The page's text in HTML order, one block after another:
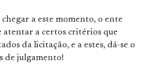
a este momento, o ente
atentar a certos critérios que
da licitação, e a estes, dá-se o
de julgamento!